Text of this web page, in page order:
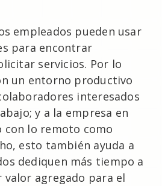
empleados pueden usar
para encontrar
servicios. Por lo
un entorno productivo
interesados
y a la empresa en
con lo remoto como
esto también ayuda a
dediquen más tiempo a
valor agregado para el